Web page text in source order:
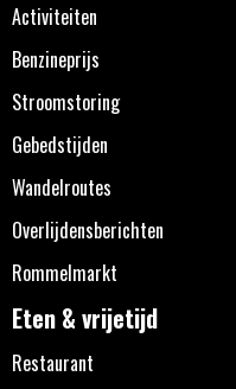
Activiteiten
Benzineprijs
Stroomstoring
Gebedstijden
Wandelroutes
Overlijdensberichten
Rommelmarkt
Eten & vrijetijd
Restaurant